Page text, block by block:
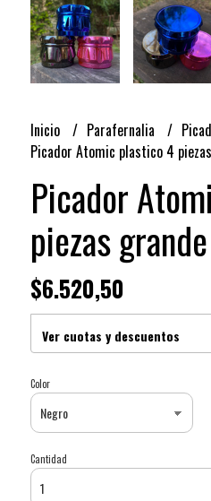
Inicio Parafernalia
Picador Atomic plastico 4
Picador
piezas grande
$6.520,50
Ver cuotas y descuentos
Color
Cantidad